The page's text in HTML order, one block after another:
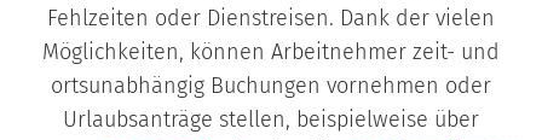
Fehlzeiten oder Dienstreisen. Dank der vielen
Möglichkeiten, können Arbeitnehmer zeit- und
ortsunabhängig Buchungen vornehmen oder
Urlaubsanträge stellen, beispielweise über